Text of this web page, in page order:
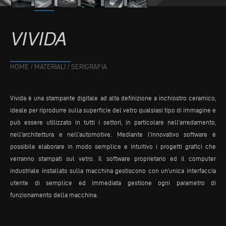
VIVIDA
HOME / MATERIALI / SERIGRAFIA
Vivida è una stampante digitale ad alta definizione a inchiostro ceramico,
ideale per riprodurre sulla superficie del vetro qualsiasi tipo di immagine e
può essere utilizzato in tutti i settori, in particolare nell’arredamento,
nell’architettura e nell’automotive. Mediante l’innovativo software è
possibile elaborare in modo semplice e intuitivo i progetti grafici che
verranno stampati sul vetro. Il software proprietario ed il computer
industriale installato sulla macchina gestiscono con un’unica interfaccia
utente di semplice ed immediata gestione ogni parametro di
funzionamento della macchina.